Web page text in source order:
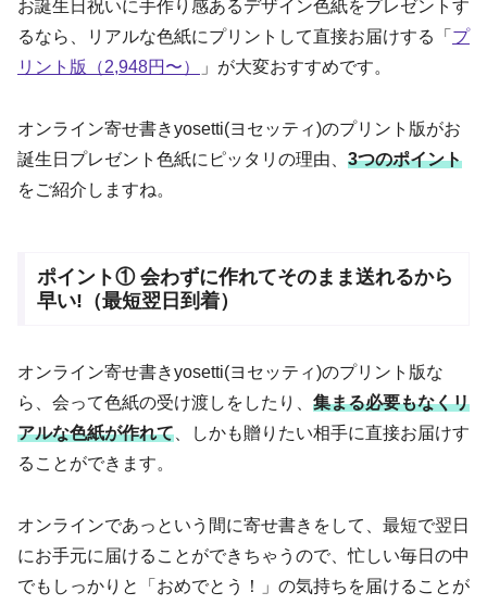
お誕生日祝いに手作り感あるデザイン色紙をプレゼントす
るなら、リアルな色紙にプリントして直接お届けする「 プ
リント版（2,948円〜）
」が大変おすすめです。
オンライン寄せ書きyosetti(ヨセッティ)のプリント版がお
誕生日プレゼント色紙にピッタリの理由、 3つのポイント
をご紹介しますね。
ポイント① 会わずに作れてそのまま送れるから
早い!（最短翌日到着）
オンライン寄せ書きyosetti(ヨセッティ)のプリント版な
ら、会って色紙の受け渡しをしたり、 集まる必要もなくリ
アルな色紙が作れて 、しかも贈りたい相手に直接お届けす
ることができます。
オンラインであっという間に寄せ書きをして、最短で翌日
にお手元に届けることができちゃうので、忙しい毎日の中
でもしっかりと「おめでとう！」の気持ちを届けることが